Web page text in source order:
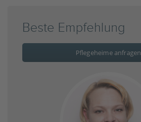
Beste Empfehlung
Pflegeheime anfragen